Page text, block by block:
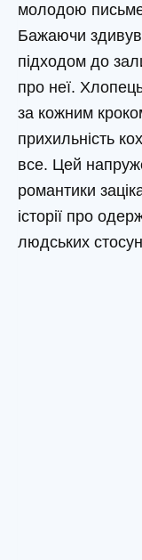
молодою
Бажаючи
підходом до
про неї.
за кожним
прихильність
все. Цей
романтики
історії про
людських